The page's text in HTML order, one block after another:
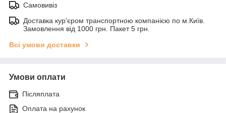
Самовивіз
Доставка кур'єром транспортною компанією по м.Київ.
Замовлення від 1000 грн. Пакет 5 грн.
Всі умови доставки
Умови оплати
Післяплата
Оплата на рахунок